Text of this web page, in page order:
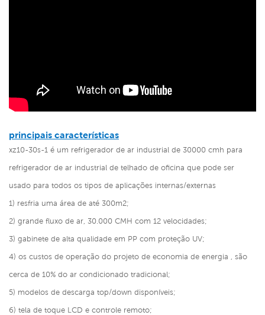
principais características
xz10-30s-1 é um refrigerador de ar industrial de 30000 cmh para
refrigerador de ar industrial de telhado de oficina que pode ser
usado para todos os tipos de aplicações internas/externas
1) resfria uma área de até 300m2;
2) grande fluxo de ar, 30.000 CMH com 12 velocidades;
3) gabinete de alta qualidade em PP com proteção UV;
4) os custos de operação do projeto de economia de energia , são
cerca de 10% do ar condicionado tradicional;
5) modelos de descarga top/down disponíveis;
6) tela de toque LCD e controle remoto;